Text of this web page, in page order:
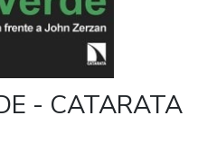
- CATARATA